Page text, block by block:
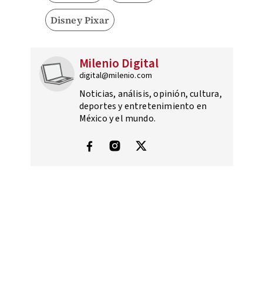
Disney Pixar
Milenio Digital
digital@milenio.com
Noticias, análisis, opinión, cultura,
deportes y entretenimiento en
México y el mundo.